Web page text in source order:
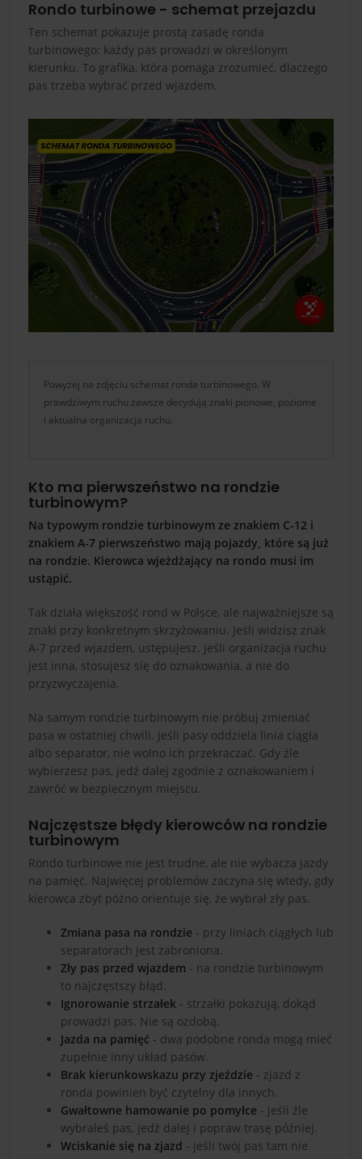
Rondo turbinowe - schemat przejazdu
Ten schemat pokazuje prostą zasadę ronda
turbinowego: każdy pas prowadzi w określonym
kierunku. To grafika, która pomaga zrozumieć, dlaczego
pas trzeba wybrać przed wjazdem.
Powyżej na zdjęciu schemat ronda turbinowego. W
prawdziwym ruchu zawsze decydują znaki pionowe, poziome
i aktualna organizacja ruchu.
Kto ma pierwszeństwo na rondzie
turbinowym?
Na typowym rondzie turbinowym ze znakiem C-12 i
znakiem A-7 pierwszeństwo mają pojazdy, które są już
na rondzie. Kierowca wjeżdżający na rondo musi im
ustąpić.
Tak działa większość rond w Polsce, ale najważniejsze są
znaki przy konkretnym skrzyżowaniu. Jeśli widzisz znak
A-7 przed wjazdem, ustępujesz. Jeśli organizacja ruchu
jest inna, stosujesz się do oznakowania, a nie do
przyzwyczajenia.
Na samym rondzie turbinowym nie próbuj zmieniać
pasa w ostatniej chwili. Jeśli pasy oddziela linia ciągła
albo separator, nie wolno ich przekraczać. Gdy źle
wybierzesz pas, jedź dalej zgodnie z oznakowaniem i
zawróć w bezpiecznym miejscu.
Najczęstsze błędy kierowców na rondzie
turbinowym
Rondo turbinowe nie jest trudne, ale nie wybacza jazdy
na pamięć. Najwięcej problemów zaczyna się wtedy, gdy
kierowca zbyt późno orientuje się, że wybrał zły pas.
Zmiana pasa na rondzie - przy liniach ciągłych lub
separatorach jest zabroniona.
Zły pas przed wjazdem - na rondzie turbinowym
to najczęstszy błąd.
Ignorowanie strzałek - strzałki pokazują, dokąd
prowadzi pas. Nie są ozdobą.
Jazda na pamięć - dwa podobne ronda mogą mieć
zupełnie inny układ pasów.
Brak kierunkowskazu przy zjeździe - zjazd z
ronda powinien być czytelny dla innych.
Gwałtowne hamowanie po pomyłce - jeśli źle
wybrałeś pas, jedź dalej i popraw trasę później.
Wciskanie się na zjazd - jeśli twój pas tam nie